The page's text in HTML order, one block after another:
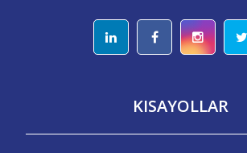
KISAYOLLAR